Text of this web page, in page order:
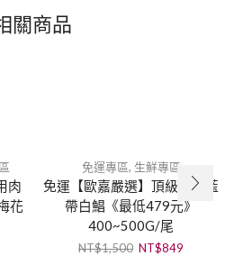
關商品
肉
花
免運專區, 生鮮專區
免運【歐嘉嚴選】頂級印度藍
帶白鯧《最低479元》
400~500G/尾
NT$1,500 NT$849